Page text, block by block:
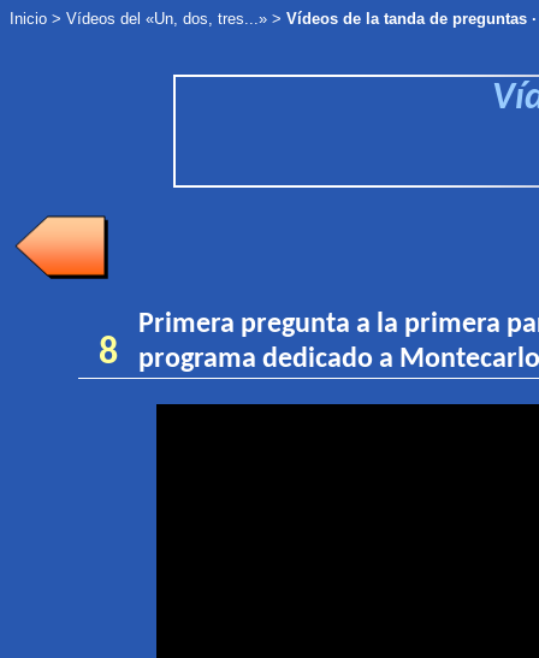
Inicio > Vídeos del «Un, dos, tres...» > Vídeos de la tanda de preguntas ·
8
Primera pregunta a la primera
programa dedicado a